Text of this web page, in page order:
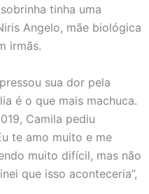
tinha uma
Angelo, mãe biológica
irmãs.
sua dor pela
é o que mais machuca.
Camila pediu
te amo muito e me
muito difícil, mas não
que isso aconteceria”,